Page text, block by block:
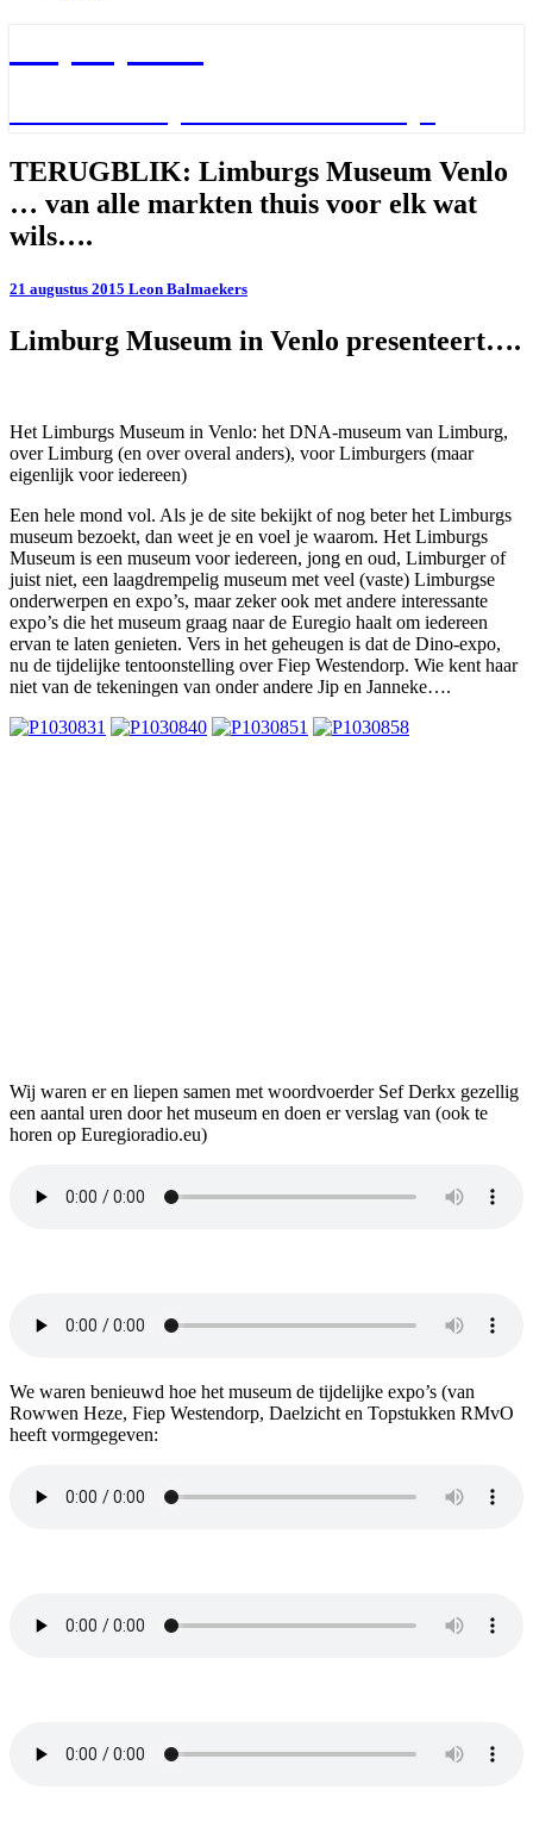
TERUGBLIK:
Limburgs
Museum
Venlo
…
alle
thuis
wils….
TERUGBLIK: Limburgs Museum Venlo
… van alle markten thuis voor elk wat
wils….
21 augustus 2015 Leon Balmaekers
Limburg Museum in Venlo presenteert….
Het Limburgs Museum in Venlo: het DNA-museum van Limburg,
over Limburg (en over overal anders), voor Limburgers (maar
eigenlijk voor iedereen)
Een hele mond vol. Als je de site bekijkt of nog beter het Limburgs
museum bezoekt, dan weet je en voel je waarom. Het Limburgs
Museum is een museum voor iedereen, jong en oud, Limburger of
juist niet, een laagdrempelig museum met veel (vaste) Limburgse
onderwerpen en expo’s, maar zeker ook met andere interessante
expo’s die het museum graag naar de Euregio haalt om iedereen
ervan te laten genieten. Vers in het geheugen is dat de Dino-expo,
nu de tijdelijke tentoonstelling over Fiep Westendorp. Wie kent haar
niet van de tekeningen van onder andere Jip en Janneke….
Wij waren er en liepen samen met woordvoerder Sef Derkx gezellig
een aantal uren door het museum en doen er verslag van (ook te
horen op Euregioradio.eu)
We waren benieuwd hoe het museum de tijdelijke expo’s (van
Rowwen Heze, Fiep Westendorp, Daelzicht en Topstukken RMvO
heeft vormgegeven: